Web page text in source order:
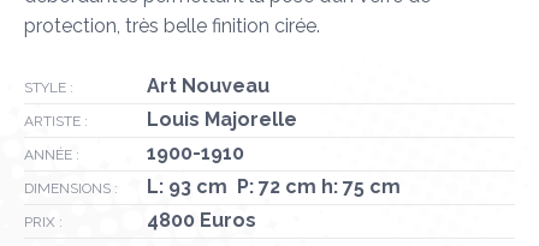
protection, très belle finition cirée.
STYLE : Art Nouveau
ARTISTE : Louis Majorelle
ANNÉE : 1900-1910
DIMENSIONS : L: 93 cm P: 72 cm h: 75 cm
PRIX : 4800 Euros